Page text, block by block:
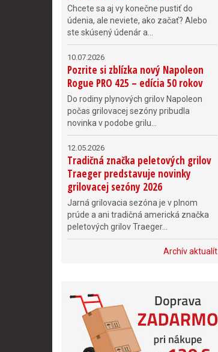
Chcete sa aj vy konečne pustiť do
údenia, ale neviete, ako začať? Alebo
ste skúsený údenár a...
10.07.2026
Pozrite si zblízka nový Napoleon
Rogue PRO 425 – edícia 50 rokov
Do rodiny plynových grilov Napoleon
počas grilovacej sezóny pribudla
novinka v podobe grilu...
12.05.2026
Tradičná značka peletových grilov
Traeger predstavuje novinky
grilovacej sezóny 2026
Jarná grilovacia sezóna je v plnom
prúde a ani tradičná americká značka
peletových grilov Traeger...
Archív aktualít